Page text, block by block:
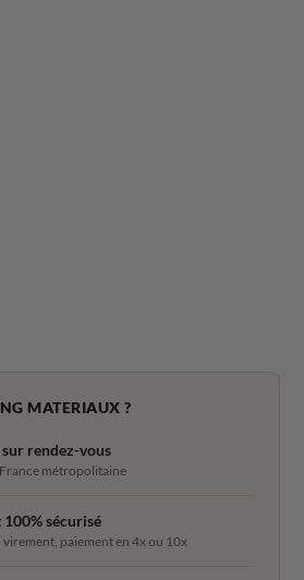
MATERIAUX ?
rendez-vous
métropolitaine
100% sécurisé
virement, paiement en 4x ou 10x